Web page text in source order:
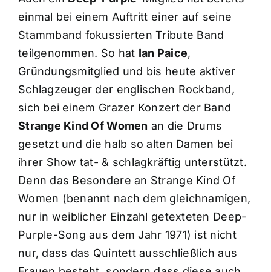
einmal bei einem Auftritt einer auf seine
Stammband fokussierten Tribute Band
teilgenommen. So hat Ian Paice,
Gründungsmitglied und bis heute aktiver
Schlagzeuger der englischen Rockband,
sich bei einem Grazer Konzert der Band
Strange Kind Of Women an die Drums
gesetzt und die halb so alten Damen bei
ihrer Show tat- & schlagkräftig unterstützt.
Denn das Besondere an Strange Kind Of
Women (benannt nach dem gleichnamigen,
nur in weiblicher Einzahl getexteten Deep-
Purple-Song aus dem Jahr 1971) ist nicht
nur, dass das Quintett ausschließlich aus